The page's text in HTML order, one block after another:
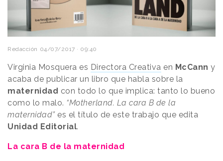
Redacción 04/07/2017 · 09:40
Virginia Mosquera es Directora Creativa en McCann y
acaba de publicar un libro que habla sobre la
maternidad con todo lo que implica: tanto lo bueno
como lo malo. “Motherland. La cara B de la
maternidad”es el título de este trabajo que edita
Unidad Editorial.
La cara B de la maternidad